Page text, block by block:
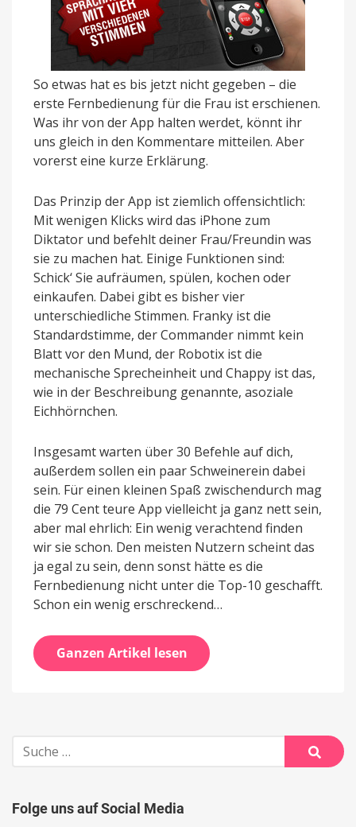
So etwas hat es bis jetzt nicht gegeben – die
erste Fernbedienung für die Frau ist erschienen.
Was ihr von der App halten werdet, könnt ihr
uns gleich in den Kommentare mitteilen. Aber
vorerst eine kurze Erklärung.
Das Prinzip der App ist ziemlich offensichtlich:
Mit wenigen Klicks wird das iPhone zum
Diktator und befehlt deiner Frau/Freundin was
sie zu machen hat. Einige Funktionen sind:
Schick‘ Sie aufräumen, spülen, kochen oder
einkaufen. Dabei gibt es bisher vier
unterschiedliche Stimmen. Franky ist die
Standardstimme, der Commander nimmt kein
Blatt vor den Mund, der Robotix ist die
mechanische Sprecheinheit und Chappy ist das,
wie in der Beschreibung genannte, asoziale
Eichhörnchen.
Insgesamt warten über 30 Befehle auf dich,
außerdem sollen ein paar Schweinerein dabei
sein. Für einen kleinen Spaß zwischendurch mag
die 79 Cent teure App vielleicht ja ganz nett sein,
aber mal ehrlich: Ein wenig verachtend finden
wir sie schon. Den meisten Nutzern scheint das
ja egal zu sein, denn sonst hätte es die
Fernbedienung nicht unter die Top-10 geschafft.
Schon ein wenig erschreckend…
Ganzen Artikel lesen
Suche
nach:
Suche
Folge uns auf Social Media